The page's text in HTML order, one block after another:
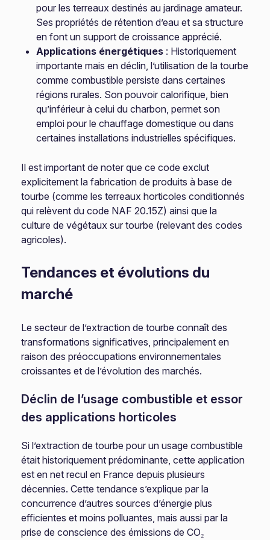
pour les terreaux destinés au jardinage amateur.
Ses propriétés de rétention d’eau et sa structure
en font un support de croissance apprécié.
Applications énergétiques : Historiquement
importante mais en déclin, l’utilisation de la tourbe
comme combustible persiste dans certaines
régions rurales. Son pouvoir calorifique, bien
qu’inférieur à celui du charbon, permet son
emploi pour le chauffage domestique ou dans
certaines installations industrielles spécifiques.
Il est important de noter que ce code exclut
explicitement la fabrication de produits à base de
tourbe (comme les terreaux horticoles conditionnés
qui relèvent du code NAF 20.15Z) ainsi que la
culture de végétaux sur tourbe (relevant des codes
agricoles).
Tendances et évolutions du
marché
Le secteur de l’extraction de tourbe connaît des
transformations significatives, principalement en
raison des préoccupations environnementales
croissantes et de l’évolution des marchés.
Déclin de l’usage combustible et essor
des applications horticoles
Si l’extraction de tourbe pour un usage combustible
était historiquement prédominante, cette application
est en net recul en France depuis plusieurs
décennies. Cette tendance s’explique par la
concurrence d’autres sources d’énergie plus
efficientes et moins polluantes, mais aussi par la
prise de conscience des émissions de CO₂